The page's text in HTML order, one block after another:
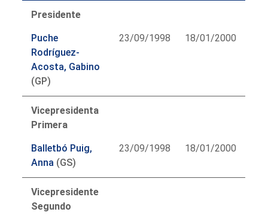
Presidente
Puche
Rodríguez-
Acosta, Gabino
(GP)
23/09/1998 18/01/2000
Vicepresidenta
Primera
Balletbó Puig,
Anna (GS)
23/09/1998 18/01/2000
Vicepresidente
Segundo